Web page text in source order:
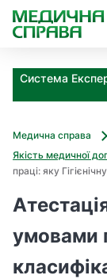
Система
Медична справа
Якість медичної
праці: яку
умовами
З
а
к
з
д
о
ж
н